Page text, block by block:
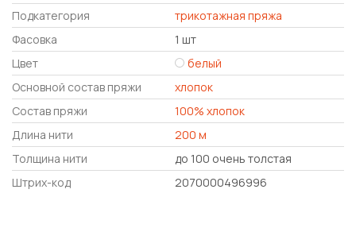
Подкатегория
трикотажная пряжа
Фасовка
1 шт
Цвет
белый
Основной состав пряжи
хлопок
Состав пряжи
100% хлопок
Длина нити
200 м
Толщина нити
до 100 очень толстая
Штрих-код
2070000496996